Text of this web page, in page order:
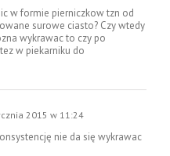
w formie pierniczkow tzn od
surowe ciasto? Czy wtedy
wykrawac to czy po
w piekarniku do
2015 w 11:24
nie da się wykrawac